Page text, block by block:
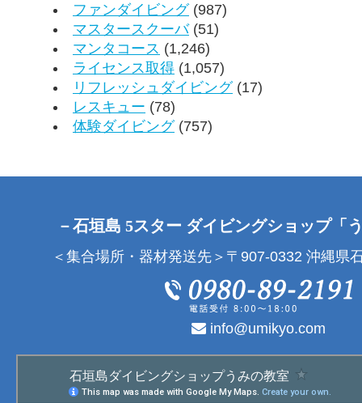
ファンダイビング(987)
マスタースクーバ(51)
マンタコース (1,246)
ライセンス取得 (1,057)
リフレッシュダイビング(17)
レスキュー (78)
体験ダイビング(757)
－石垣島 5スター ダイビングショップ「
＜集合場所・器材発送先＞〒907-0332 沖縄県
info@umikyo.com